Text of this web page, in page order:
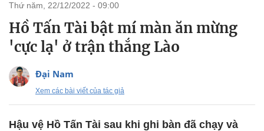
thứ năm, 22/12/2022 - 09:00
Hồ Tấn Tài bật mí màn ăn mừng
'cực lạ' ở trận thắng Lào
Đại Nam
Xem các bài viết của tác giả
Hậu vệ Hồ Tấn Tài sau khi ghi bàn đã chạy và